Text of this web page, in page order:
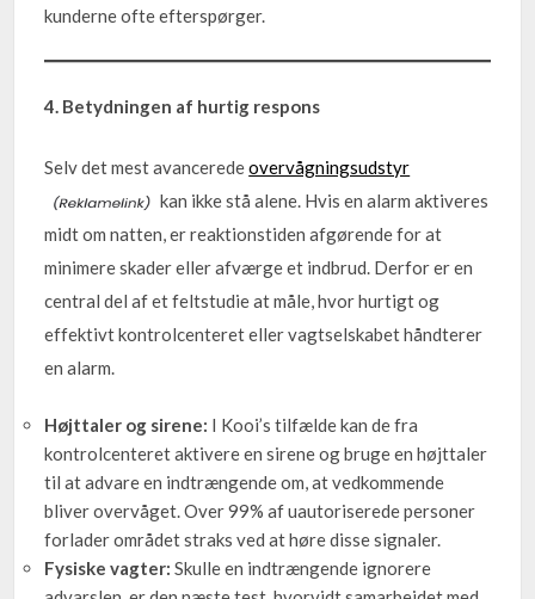
kunderne ofte efterspørger.
4. Betydningen af hurtig respons
Selv det mest avanceredeovervågningsudstyr
kan ikke stå alene. Hvis en alarm aktiveres
midt om natten, er reaktionstiden afgørende for at
minimere skader eller afværge et indbrud. Derfor er en
central del af et feltstudie at måle, hvor hurtigt og
effektivt kontrolcenteret eller vagtselskabet håndterer
en alarm.
Højttaler og sirene: I Kooi’s tilfælde kan de fra
kontrolcenteret aktivere en sirene og bruge en højttaler
til at advare en indtrængende om, at vedkommende
bliver overvåget. Over 99% af uautoriserede personer
forlader området straks ved at høre disse signaler.
Fysiske vagter: Skulle en indtrængende ignorere